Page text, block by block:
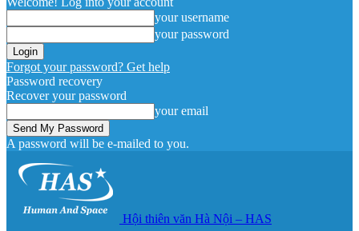
your username
your password
Forgot your password? Get help
Password recovery
Recover your password
your email
A password will be e-mailed to you.
Hội thiên văn Hà Nội – HAS